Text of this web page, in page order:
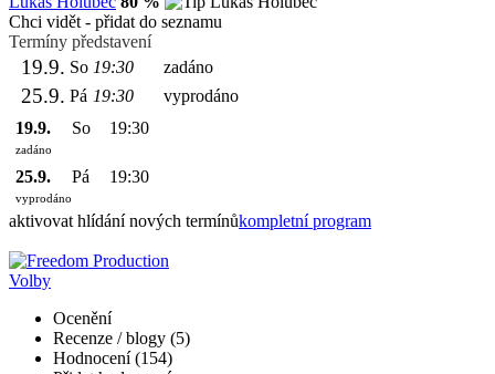
Chci vidět - přidat do seznamu
Termíny představení
19.9. So 19:30 zadáno
25.9. Pá 19:30
vyprodáno
19.9.
So 19:30
zadáno
25.9. Pá 19:30
vyprodáno
aktivovat hlídání nových termínůkompletní program
Volby
Ocenění
Recenze / blogy (5)
Hodnocení (154)